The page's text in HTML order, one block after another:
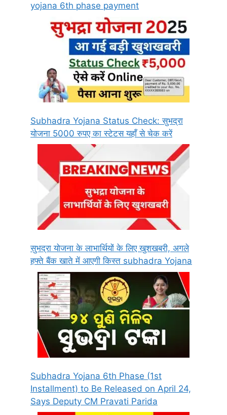
yojana 6th phase payment
Subhadra Yojana Status Check: सुभद्रा
योजना 5000 रुपए का स्टेटस यहाँ से चेक करें
सुभद्रा योजना के लाभार्थियों के लिए खुशखबरी, अगले
हफ्ते बैंक खाते में आएगी किस्त subhadra Yojana
Subhadra Yojana 6th Phase (1st
Installment) to Be Released on April 24,
Says Deputy CM Pravati Parida